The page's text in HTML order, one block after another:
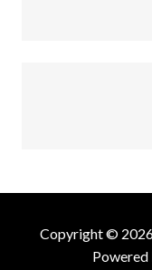
Copyright ©
Powered